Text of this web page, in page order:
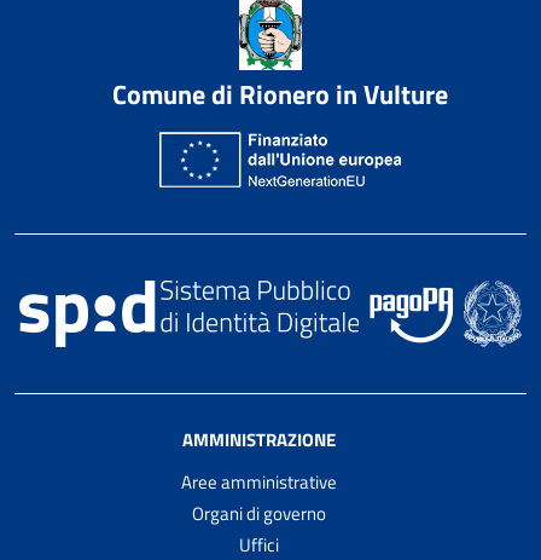
Comune di Rionero in Vulture
AMMINISTRAZIONE
Aree amministrative
Organi di governo
Uffici